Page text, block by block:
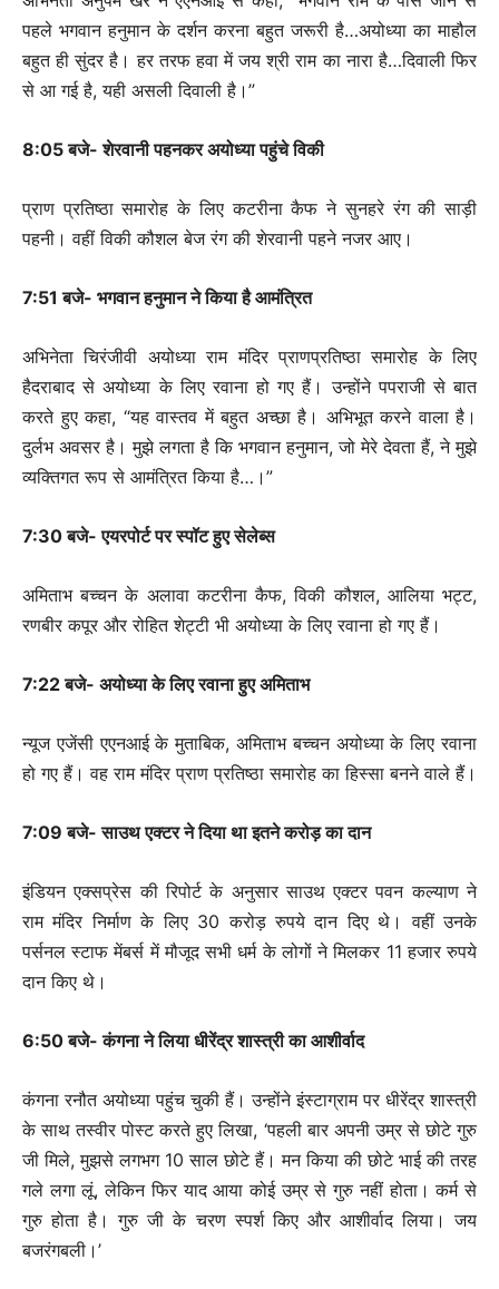
पहले भगवान हनुमान के दर्शन करना बहुत जरूरी है…अयोध्या का माहौल
बहुत ही सुंदर है। हर तरफ हवा में जय श्री राम का नारा है…दिवाली फिर
से आ गई है, यही असली दिवाली है।”
8:05 बजे- शेरवानी पहनकर अयोध्या पहुंचे विकी
प्राण प्रतिष्ठा समारोह के लिए कटरीना कैफ ने सुनहरे रंग की साड़ी
पहनी। वहीं विकी कौशल बेज रंग की शेरवानी पहने नजर आए।
7:51 बजे- भगवान हनुमान ने किया है आमंत्रित
अभिनेता चिरंजीवी अयोध्या राम मंदिर प्राणप्रतिष्ठा समारोह के लिए
हैदराबाद से अयोध्या के लिए रवाना हो गए हैं। उन्होंने पपराजी से बात
करते हुए कहा, “यह वास्तव में बहुत अच्छा है। अभिभूत करने वाला है।
दुर्लभ अवसर है। मुझे लगता है कि भगवान हनुमान, जो मेरे देवता हैं, ने मुझे
व्यक्तिगत रूप से आमंत्रित किया है…।”
7:30 बजे- एयरपोर्ट पर स्पॉट हुए सेलेब्स
अमिताभ बच्चन के अलावा कटरीना कैफ, विकी कौशल, आलिया भट्ट,
रणबीर कपूर और रोहित शेट्टी भी अयोध्या के लिए रवाना हो गए हैं।
7:22 बजे- अयोध्या के लिए रवाना हुए अमिताभ
न्यूज एजेंसी एएनआई के मुताबिक, अमिताभ बच्चन अयोध्या के लिए रवाना
हो गए हैं। वह राम मंदिर प्राण प्रतिष्ठा समारोह का हिस्सा बनने वाले हैं।
7:09 बजे- साउथ एक्टर ने दिया था इतने करोड़ का दान
इंडियन एक्सप्रेस की रिपोर्ट के अनुसार साउथ एक्टर पवन कल्याण ने
राम मंदिर निर्माण के लिए 30 करोड़ रुपये दान दिए थे। वहीं उनके
पर्सनल स्टाफ मेंबर्स में मौजूद सभी धर्म के लोगों ने मिलकर 11 हजार रुपये
दान किए थे।
6:50 बजे- कंगना ने लिया धीरेंद्र शास्त्री का आशीर्वाद
कंगना रनौत अयोध्या पहुंच चुकी हैं। उन्होंने इंस्टाग्राम पर धीरेंद्र शास्त्री
के साथ तस्वीर पोस्ट करते हुए लिखा, ‘पहली बार अपनी उम्र से छोटे गुरु
जी मिले, मुझसे लगभग 10 साल छोटे हैं। मन किया की छोटे भाई की तरह
गले लगा लूं, लेकिन फिर याद आया कोई उम्र से गुरु नहीं होता। कर्म से
गुरु होता है। गुरु जी के चरण स्पर्श किए और आशीर्वाद लिया। जय
बजरंगबली।’